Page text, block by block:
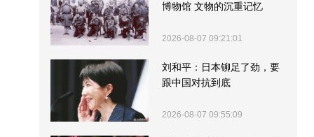
博物馆 文物的沉重记忆
2026-08-07 09:21:01
刘和平：日本铆足了劲，要
跟中国对抗到底
2026-08-07 09:55:09